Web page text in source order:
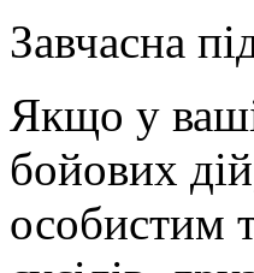
Завчасна
Якщо у
бойових
особистим